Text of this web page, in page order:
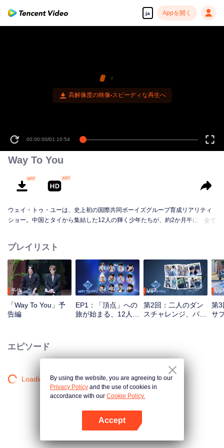
ja Appを開く
00:00:00/01:10:54
Way To You
ウェイ・トゥ・ユーは、史上初の国際共同ボーイズグループ育成リアリティ
ショー。中国とタイから集結した12人の輝く少年たちが、約2か月半にわた
入。視聴者は投票や応援を通じて直接アイドル育成に参加でき、初対面から
真のパートナーへと変わっていく過程を見届けることができる。最も人気と
ケミストリーを獲得した最高のペアは、世界舞台での華々しいデビューを掴
み取る——。
全て
プレイリスト
予告
「Way To You」予
告編
EP1：「頂点」への
旅が始まる、12人の
VIP
第2回：二人のダン
スチャレンジ、パー
VIP
第3
サ
エピソード
Loading…By using the website, you are agreeing to our
Privacy Policy and the use of cookies in
accordance with our Cookie Policy.
Accept